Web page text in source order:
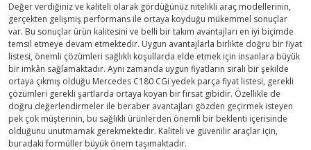
Değer verdiğiniz ve kaliteli olarak gördüğünüz nitelikli araç modellerinin,
gerçekten gelişmiş performans ile ortaya koyduğu mükemmel sonuçlar
var. Bu sonuçlar ürün kalitesini ve belli bir takım avantajları en iyi biçimde
temsil etmeye devam etmektedir. Uygun avantajlarla birlikte doğru bir fiyat
listesi, önemli çözümleri sağlıklı koşullarda elde etmek için insanlara büyük
bir imkân sağlamaktadır. Aynı zamanda uygun fiyatların sıralı bir şekilde
ortaya çıkmış olduğu Mercedes C180 CGi yedek parça fiyat listesi, gerekli
çözümleri gerekli şartlarda ortaya koyan bir fırsat gibidir. Özellikle de
doğru değerlendirmeler ile beraber avantajları gözden geçirmek isteyen
pek çok müşterinin, bu sağlıklı ürünlerden önemli bir beklenti içerisinde
olduğunu unutmamak gerekmektedir. Kaliteli ve güvenilir araçlar için,
buradaki formüller büyük önem taşımaktadır.